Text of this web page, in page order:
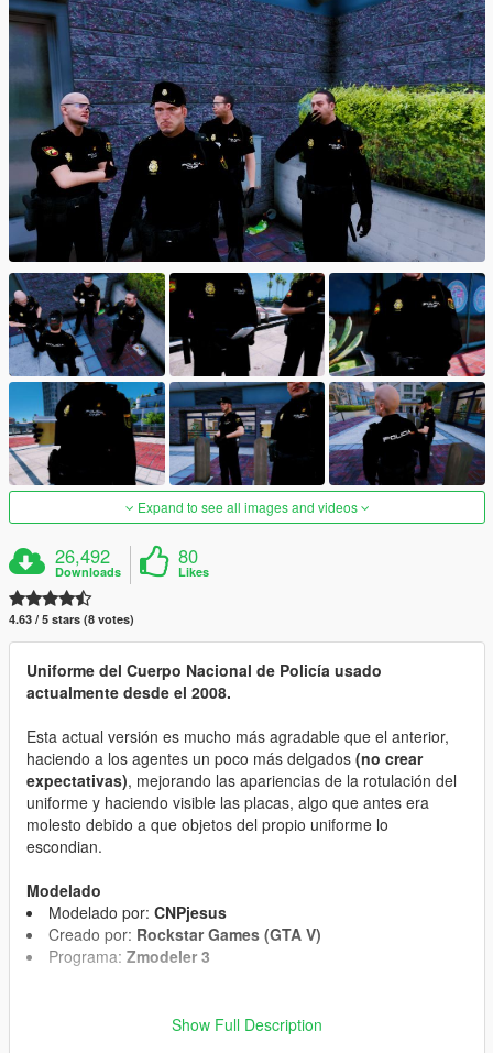
Expand to see all images and videos
26,492
Downloads
80
Likes
4.63 / 5 stars (8 votes)
Uniforme del Cuerpo Nacional de Policía usado
actualmente desde el 2008.
Esta actual versión es mucho más agradable que el anterior,
haciendo a los agentes un poco más delgados (no crear
expectativas), mejorando las apariencias de la rotulación del
uniforme y haciendo visible las placas, algo que antes era
molesto debido a que objetos del propio uniforme lo
escondian.
Modelado
Modelado por: CNPjesus
Creado por: Rockstar Games (GTA V)
Programa: Zmodeler 3
Show Full Description